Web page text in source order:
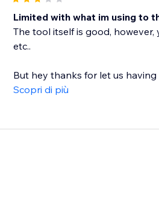
Limited with what im using to
The tool itself is good,
etc..
But hey thanks for let us
Scopri di più